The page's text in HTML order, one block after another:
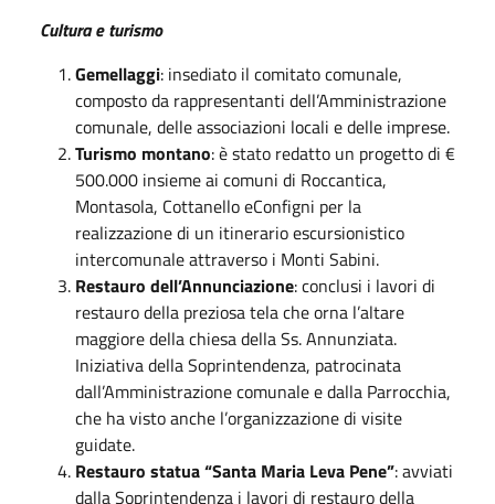
Cultura e turismo
Gemellaggi: insediato il comitato comunale,
composto da rappresentanti dell’Amministrazione
comunale, delle associazioni locali e delle imprese.
Turismo montano: è stato redatto un progetto di €
500.000 insieme ai comuni di Roccantica,
Montasola, Cottanello eConfigni per la
realizzazione di un itinerario escursionistico
intercomunale attraverso i Monti Sabini.
Restauro dell’Annunciazione: conclusi i lavori di
restauro della preziosa tela che orna l’altare
maggiore della chiesa della Ss. Annunziata.
Iniziativa della Soprintendenza, patrocinata
dall’Amministrazione comunale e dalla Parrocchia,
che ha visto anche l’organizzazione di visite
guidate.
Restauro statua “Santa Maria Leva Pene”: avviati
dalla Soprintendenza i lavori di restauro della